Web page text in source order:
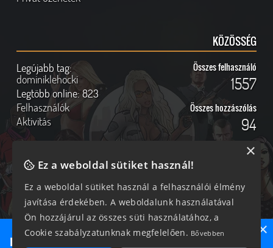
KÖZÖSSÉG
Legújabb tag:
dominiklehocki
Legtöbb online:823
Felhasználók
Aktivitás
Összes felhasználó
1557
Összes hozzászólás
94
Online felhasználók
276 vendég, 0 tag
Kövess Minket!
Ne maradj le semmiről!
×
Ez a weboldal sütiket használ!
Ez a weboldal sütiket használ a felhasználói élmény
javítása érdekében. A weboldalunk használatával
Ön hozzájárul az összes süti használatához, a
Cookie szabályzatunknak megfelelően. Bővebben
×